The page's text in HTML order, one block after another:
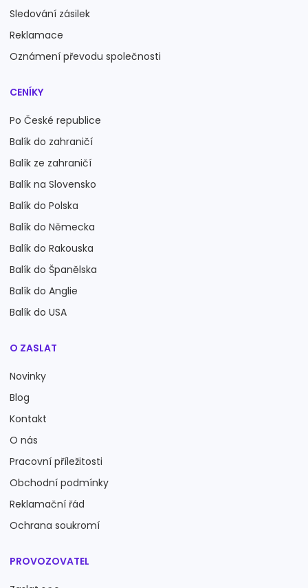
Sledování zásilek
Reklamace
Oznámení převodu společnosti
CENÍKY
Po České republice
Balík do zahraničí
Balík ze zahraničí
Balík na Slovensko
Balík do Polska
Balík do Německa
Balík do Rakouska
Balík do Španělska
Balík do Anglie
Balík do USA
O ZASLAT
Novinky
Blog
Kontakt
O nás
Pracovní příležitosti
Obchodní podmínky
Reklamační řád
Ochrana soukromí
PROVOZOVATEL